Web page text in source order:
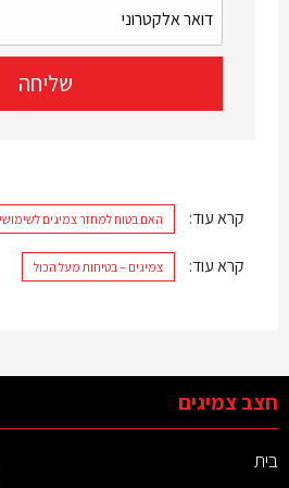
קרא עוד: האם בטוח למחזר צמיגים
קרא עוד: צמיגים – בטיחות מעל הכול
חצב צמיגים
בית